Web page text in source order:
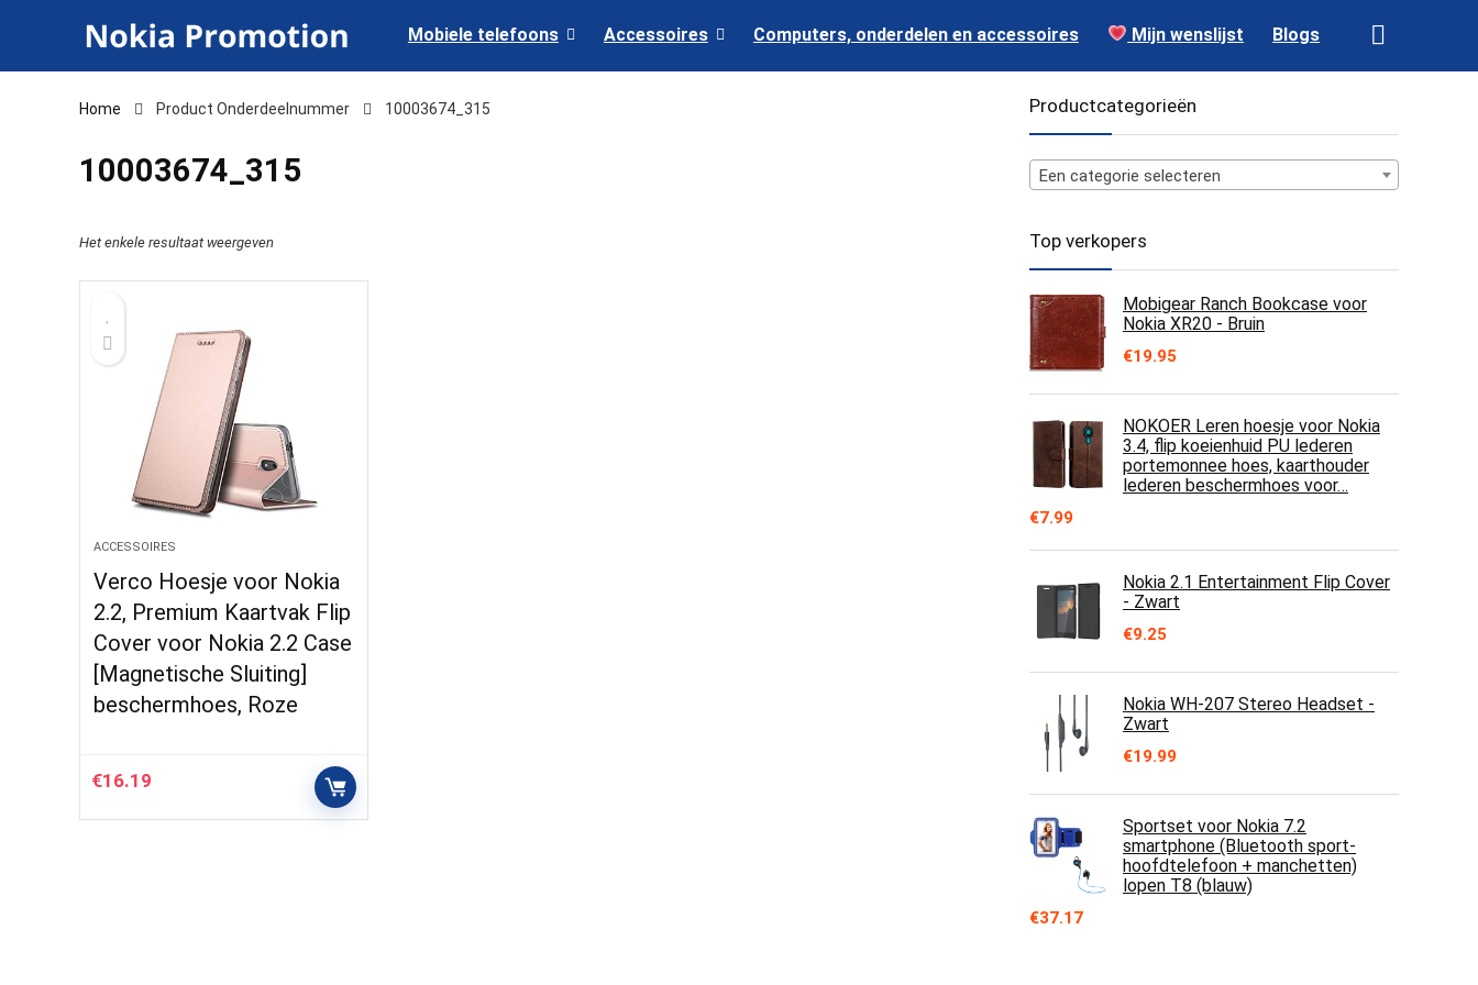
Mobiele telefoons Accessoires Computers, onderdelen en accessoires Mijn wenslijst Blogs
Home Product Onderdeelnummer ‎10003674_315
‎10003674_315
Het enkele resultaat weergeven
ACCESSOIRES
Verco Hoesje voor Nokia
2.2, Premium Kaartvak Flip
Cover voor Nokia 2.2 Case
[Magnetische Sluiting]
beschermhoes, Roze
€16.19
Productcategorieën
Een categorie selecteren
Top verkopers
Mobigear Ranch Bookcase voor
Nokia XR20 - Bruin
€19.95
NOKOER Leren hoesje voor Nokia
3.4, flip koeienhuid PU lederen
portemonnee hoes, kaarthouder
lederen beschermhoes voor…
€7.99
Nokia 2.1 Entertainment Flip Cover
- Zwart
€9.25
Nokia WH-207 Stereo Headset -
Zwart
€19.99
Sportset voor Nokia 7.2
smartphone (Bluetooth sport-
hoofdtelefoon + manchetten)
lopen T8 (blauw)
€37.17